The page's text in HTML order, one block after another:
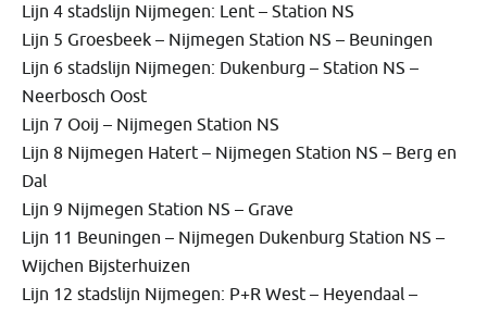
Lijn 4 stadslijn Nijmegen: Lent – Station NS
Lijn 5 Groesbeek – Nijmegen Station NS – Beuningen
Lijn 6 stadslijn Nijmegen: Dukenburg – Station NS –
Neerbosch Oost
Lijn 7 Ooij – Nijmegen Station NS
Lijn 8 Nijmegen Hatert – Nijmegen Station NS – Berg en
Dal
Lijn 9 Nijmegen Station NS – Grave
Lijn 11 Beuningen – Nijmegen Dukenburg Station NS –
Wijchen Bijsterhuizen
Lijn 12 stadslijn Nijmegen: P+R West – Heyendaal –